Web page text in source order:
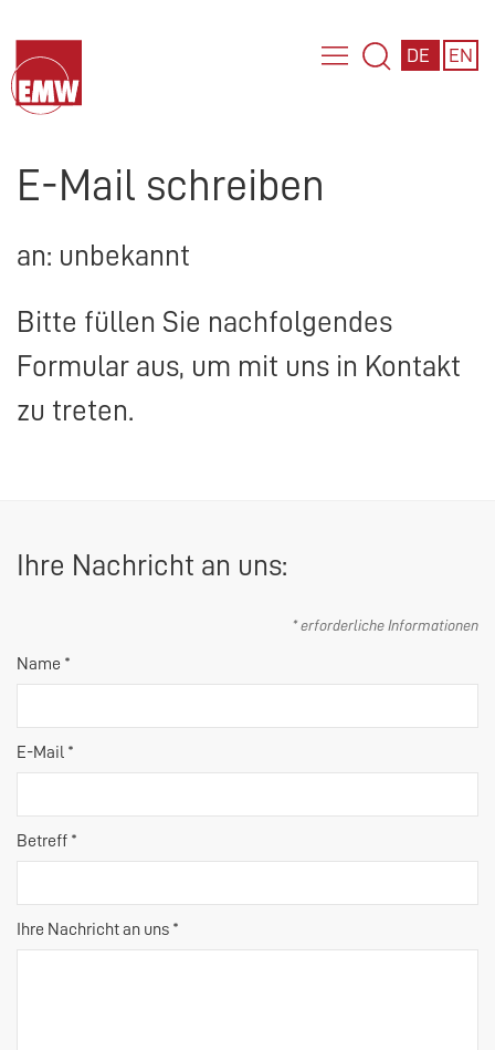
DE EN
E-Mail schreiben
an: unbekannt
Bitte füllen Sie nachfolgendes
Formular aus, um mit uns in Kontakt
zu treten.
Ihre Nachricht an uns:
* erforderliche Informationen
Name *
E-Mail *
Betreff *
Ihre Nachricht an uns *